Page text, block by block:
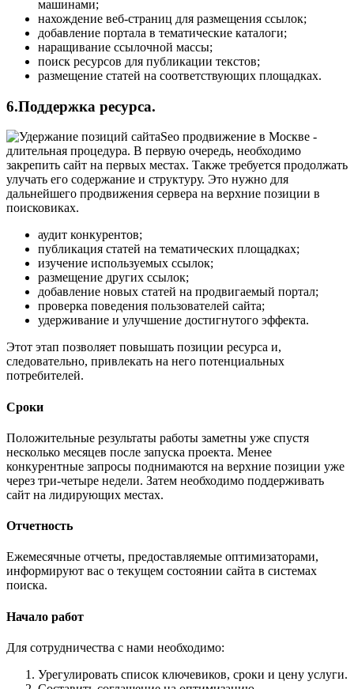
машинами;
нахождение веб-страниц для размещения ссылок;
добавление портала в тематические каталоги;
наращивание ссылочной массы;
поиск ресурсов для публикации текстов;
размещение статей на соответствующих площадках.
6.Поддержка ресурса.
Seo продвижение в Москве -
длительная процедура. В первую очередь, необходимо
закрепить сайт на первых местах. Также требуется продолжать
улучать его содержание и структуру. Это нужно для
дальнейшего продвижения сервера на верхние позиции в
поисковиках.
аудит конкурентов;
публикация статей на тематических площадках;
изучение используемых ссылок;
размещение других ссылок;
добавление новых статей на продвигаемый портал;
проверка поведения пользователей сайта;
удерживание и улучшение достигнутого эффекта.
Этот этап позволяет повышать позиции ресурса и,
следовательно, привлекать на него потенциальных
потребителей.
Сроки
Положительные результаты работы заметны уже спустя
несколько месяцев после запуска проекта. Менее
конкурентные запросы поднимаются на верхние позиции уже
через три-четыре недели. Затем необходимо поддерживать
сайт на лидирующих местах.
Отчетность
Ежемесячные отчеты, предоставляемые оптимизаторами,
информируют вас о текущем состоянии сайта в системах
поиска.
Начало работ
Для сотрудничества с нами необходимо:
Урегулировать список ключевиков, сроки и цену услуги.